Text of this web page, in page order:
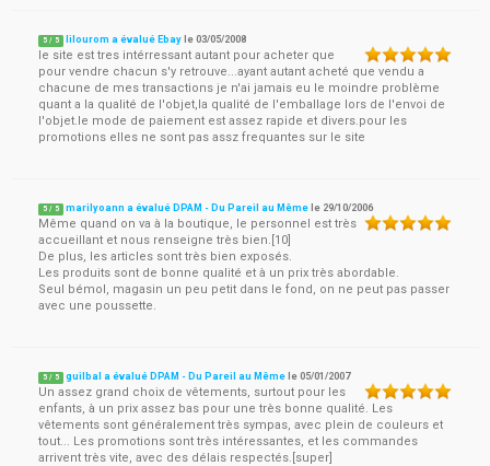
5 / 5 lilourom a évalué Ebay le03/05/2008
le site est tres intérressant autant pour acheter que
pour vendre chacun s'y retrouve...ayant autant acheté que vendu a
chacune de mes transactions je n'ai jamais eu le moindre problème
quant a la qualité de l'objet,la qualité de l'emballage lors de l'envoi de
l'objet.le mode de paiement est assez rapide et divers.pour les
promotions elles ne sont pas assz frequantes sur le site
5 / 5 marilyoann a évalué DPAM - Du Pareil au Même le 29/10/2006
Même quand on va à la boutique, le personnel est très
accueillant et nous renseigne très bien.[10]
De plus, les articles sont très bien exposés.
Les produits sont de bonne qualité et à un prix très abordable.
Seul bémol, magasin un peu petit dans le fond, on ne peut pas passer
avec une poussette.
5 / 5 guilbal a évalué DPAM - Du Pareil au Même le05/01/2007
Un assez grand choix de vêtements, surtout pour les
enfants, à un prix assez bas pour une très bonne qualité. Les
vêtements sont généralement très sympas, avec plein de couleurs et
tout... Les promotions sont très intéressantes, et les commandes
arrivent très vite, avec des délais respectés.[super]